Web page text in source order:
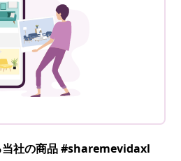
当社の商品 #sharemevidaxl